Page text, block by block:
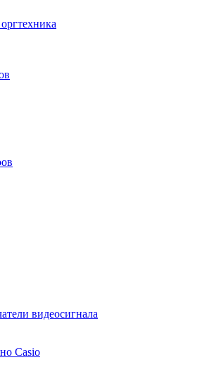
видеосигнала
Casio